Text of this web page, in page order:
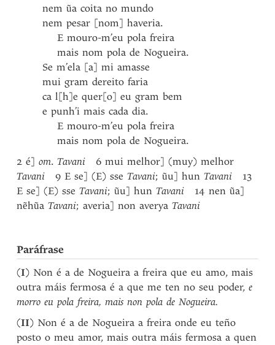
nem ũa coita no mundo
nem pesar [nom] haveria.
E mouro-m’eu pola freira
mais nom pola de Nogueira.
Se m’ela [a] mi amasse
mui gram dereito faria
ca l[h]e quer[o] eu gram bem
e punh’i mais cada dia.
E mouro-m’eu pola freira
mais nom pola de Nogueira.
2 é]om.Tavani6 mui melhor] (muy) melhor
Tavani9 E se] (E) sseTavani; ũu] hunTavani13
E se] (E) sseTavani; ũu] hunTavani14 nen ũa]
nẽhũaTavani; averia] non averyaTavani
Paráfrase
(I) Non é a de Nogueira a freira que eu amo, mais
outra máis fermosa é a que me ten no seu poder,e
morro eu pola freira, mais non pola de Nogueira.
(II) Non é a de Nogueira a freira onde eu teño
posto o meu amor, mais outra máis fermosa a quen